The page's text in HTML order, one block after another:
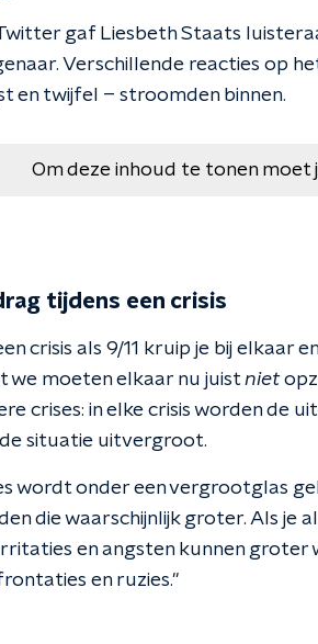
gaf Liesbeth Staats
Verschillende reacties op
en twijfel – stroomden binnen.
Om deze inhoud te tonen moet
tijdens een crisis
crisis als 9/11 kruip je bij elkaar
we moeten elkaar nu juist niet
crises: in elke crisis worden de
situatie uitvergroot.
wordt onder een vergrootglas
die waarschijnlijk groter. Als je
en angsten kunnen
en ruzies."